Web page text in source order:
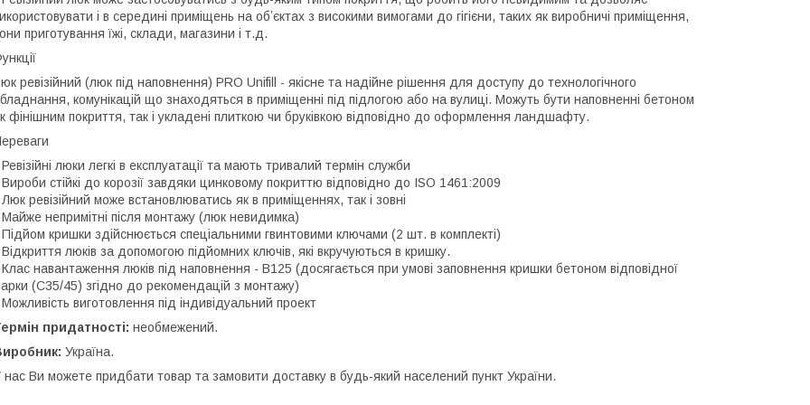
і в середині приміщень на обʼєктах з високими вимогами до гігієни, таких як виробничі приміщення,
приготування їжі, склади, магазини і т.д.
ревізійний (люк під наповнення) PRO Unifill - якісне та надійне рішення для доступу до технологічного
комунікацій що знаходяться в приміщенні під підлогою або на вулиці. Можуть бути наповненні бетоном
фінішним покриття, так і укладені плиткою чи бруківкою відповідно до оформлення ландшафту.
Ревізійні люки легкі в експлуатації та мають тривалий термін служби
Вироби стійкі до корозії завдяки цинковому покриттю відповідно до ISO 1461:2009
Люк ревізійний може встановлюватись як в приміщеннях, так і зовні
Майже непримітні після монтажу (люк невидимка)
Підйом кришки здійснюється спеціальними гвинтовими ключами (2 шт. в комплекті)
Відкриття люків за допомогою підйомних ключів, які вкручуються в кришку.
Клас навантаження люків під наповнення - B125 (досягається при умові заповнення кришки бетоном відповідної
(C35/45) згідно до рекомендацій з монтажу)
Можливість виготовлення під індивідуальний проект
придатності: необмежений.
Україна.
наc Ви можете придбати товар та замовити доставку в будь-який населений пункт України.